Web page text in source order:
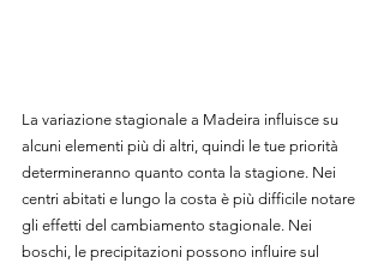
La variazione stagionale a Madeira influisce su
alcuni elementi più di altri, quindi le tue priorità
determineranno quanto conta la stagione. Nei
centri abitati e lungo la costa è più difficile notare
gli effetti del cambiamento stagionale. Nei
boschi, le precipitazioni possono influire sul